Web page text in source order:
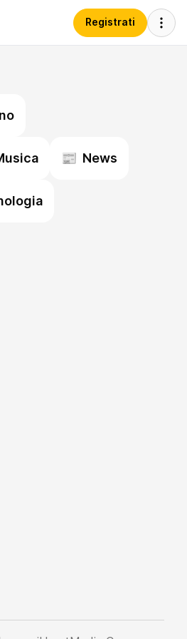
Registrati
📰 News